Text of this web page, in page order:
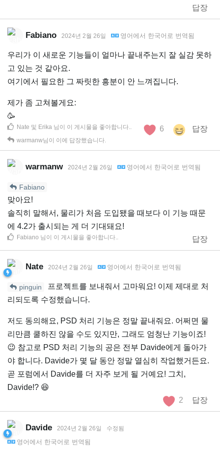
답장
Fabiano 2024년 2월 26일 영어 에서 한국어 로 번역됨
우리가 이 새로운 기능들이 얼마나 끝내주는지 잘 실감 못하
고 있는 것 같아요.
여기에서 필요한 그 짜릿한 흥분이 안 느껴집니다.
제가 좀 고쳐볼게요:
🥳
6
답장
Nate 및 Erika 님이 이 게시물을 좋아합니다..
warmanw님이 이에 답장했습니다.
warmanw 2024년 2월 26일 영어 에서 한국어 로 번역됨
Fabiano
맞아요!
솔직히 말해서, 물리가 처음 도입됐을 때보다 이 기능 때문
에 4.2가 출시되는 게 더 기대돼요!
답장
Fabiano 님이 이 게시물을 좋아합니다..
Nate 2024년 2월 26일 영어 에서 한국어 로 번역됨
pinguin
프로젝트를 보내줘서 고마워요! 이제 제대로 처
리되도록 수정했습니다.
저도 동의해요, PSD 처리 기능은 정말 끝내줘요. 어쩌면 물
리만큼 쿨하진 않을 수도 있지만, 그래도 엄청난 기능이죠!
😉 참고로 PSD 처리 기능의 공은 전부 Davide에게 돌아가
야 합니다. Davide가 몇 달 동안 정말 열심히 작업했거든요.
곧 포럼에서 Davide를 더 자주 보게 될 거예요! 그치,
Davide!? 😆
2
답장
Davide 2024년 2월 26일 수정됨
영어 에서 한국어 로 번역됨